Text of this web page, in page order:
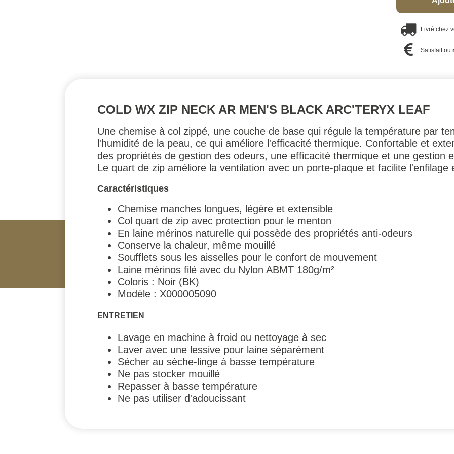
Livré chez
Satisfait ou
COLD WX ZIP NECK AR MEN'S BLACK ARC'TERYX LEAF
Une chemise à col zippé, une couche de base qui régule la température par
l'humidité de la peau, ce qui améliore l'efficacité thermique. Confortable et
des propriétés de gestion des odeurs, une efficacité thermique et une gestion
Le quart de zip améliore la ventilation avec un porte-plaque et facilite l'enfilage
Caractéristiques
Chemise manches longues, légère et extensible
Col quart de zip avec protection pour le menton
En laine mérinos naturelle qui possède des propriétés anti-odeurs
Conserve la chaleur, même mouillé
Soufflets sous les aisselles pour le confort de mouvement
Laine mérinos filé avec du Nylon ABMT 180g/m²
Coloris : Noir (BK)
Modèle : X000005090
ENTRETIEN
Lavage en machine à froid ou nettoyage à sec
Laver avec une lessive pour laine séparément
Sécher au sèche-linge à basse température
Ne pas stocker mouillé
Repasser à basse température
Ne pas utiliser d'adoucissant